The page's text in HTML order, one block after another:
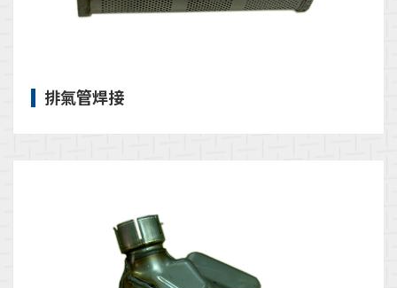
排氣管焊接